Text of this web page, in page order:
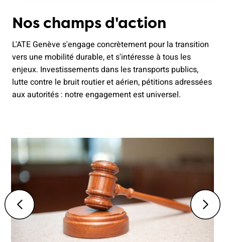
Nos champs d'action
L'ATE Genève s'engage concrètement pour la transition
vers une mobilité durable, et s'intéresse à tous les
enjeux. Investissements dans les transports publics,
lutte contre le bruit routier et aérien, pétitions adressées
aux autorités : notre engagement est universel.